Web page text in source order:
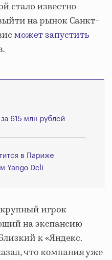
стало известно
на рынок Санкт-
может запустить
615 млн рублей
в Париже
Yango Deli
игрок
на экспансию
к «Яндекс.
что компания уже